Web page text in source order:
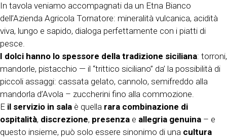
In tavola veniamo accompagnati da un Etna Bianco
dell’Azienda Agricola Tornatore: mineralità vulcanica, acidità
viva, lungo e sapido, dialoga perfettamente con i piatti di
pesce.
I dolci hanno lo spessore della tradizione siciliana: torroni,
mandorle, pistacchio — il “trittico siciliano” da’ la possibilità di
piccoli assaggi: cassata gelato, cannolo, semifreddo alla
mandorla d’Avola – zuccherini fino alla commozione.
E il servizio in sala è quella rara combinazione di
ospitalità, discrezione, presenza e allegria genuina – e
questo insieme, può solo essere sinonimo di una cultura